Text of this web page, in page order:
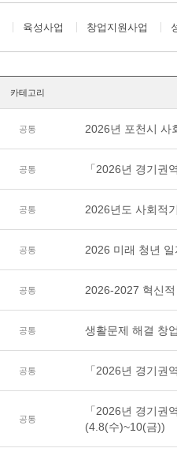
육성사업 창업지원사업
카테고리
공통 2026년 포천시 사
공통 「2026년 경기권
공통 2026년도 사회적
공통 2026 미래 청년
공통 2026-2027 혁신
공통 생활문제 해결 창
공통 「2026년 경기권
공통
「2026년 경기권
(4.8(수)~10(금))